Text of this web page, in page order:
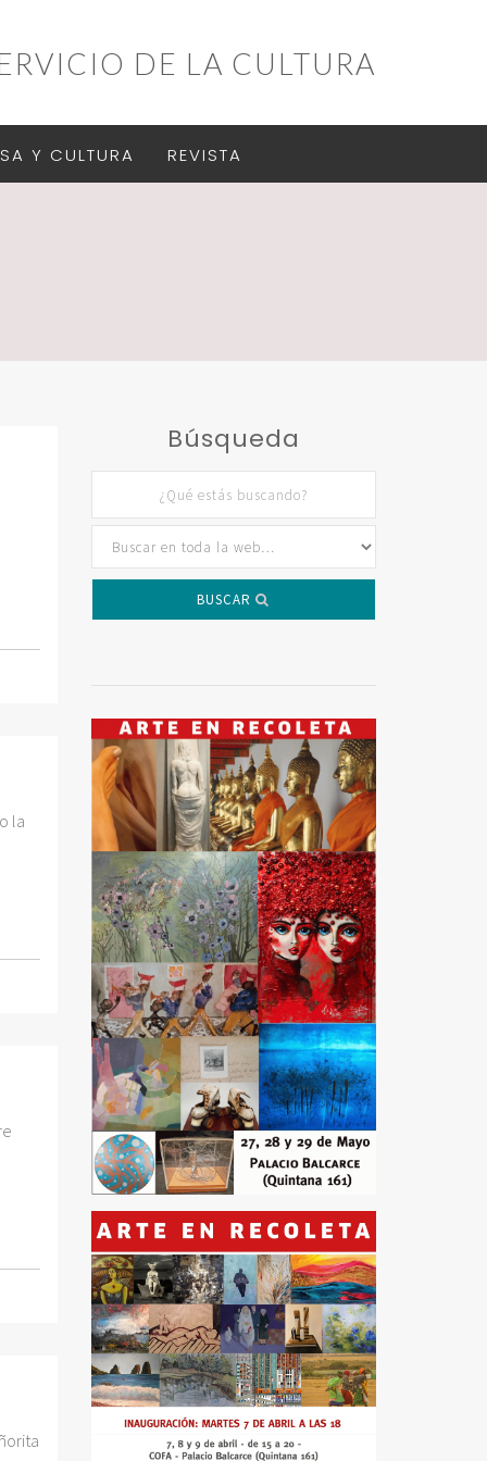
DE LA CULTURA
Y CULTURA REVISTA
la
Búsqueda
BUSCAR